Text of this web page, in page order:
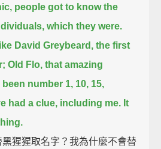
people got to know the
which they were.
David Greybeard, the first
Old Flo, that amazing
been number 1, 10, 15,
had a clue, including me. It
猩猩取名字？我為什麼不會替